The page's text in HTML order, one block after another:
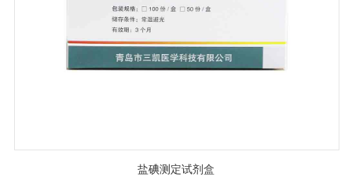
盐碘测定试剂盒